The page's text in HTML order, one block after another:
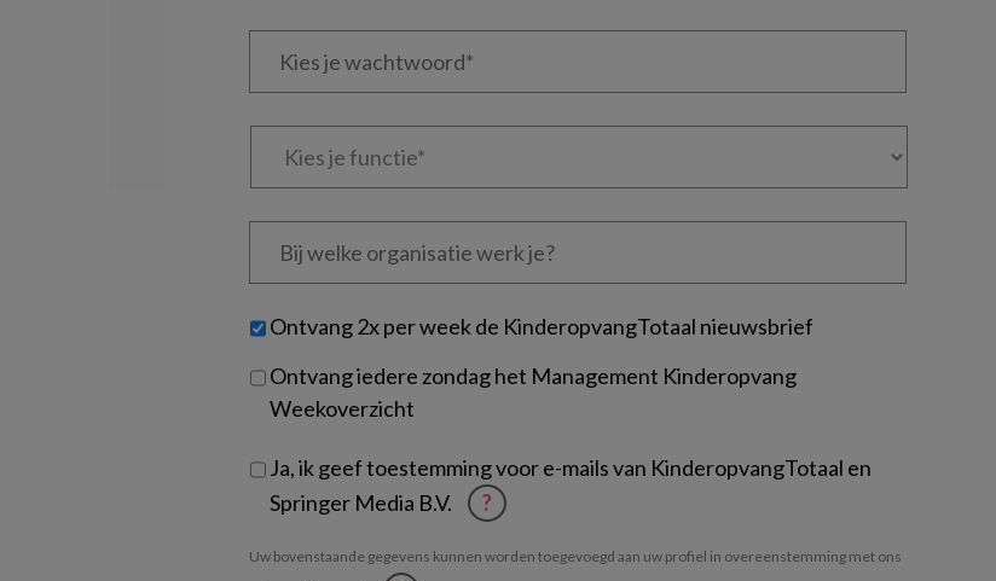
Kies
Kies
Bij
welke
je?
Untitled
Ontvang 2x per week de KinderopvangTotaal nieuwsbrief
Ontvang iedere zondag het Management Kinderopvang
Weekoverzicht
Ja, ik geef toestemming voor e-mails van KinderopvangTotaal en
Springer Media B.V.
?
Uw bovenstaande gegevens kunnen worden toegevoegd aan uw profiel in overeenstemming met ons